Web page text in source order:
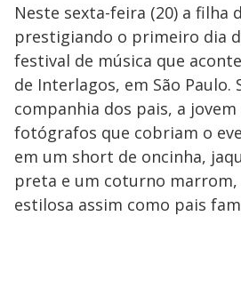
Neste sexta-feira (20) a filha
prestigiando o primeiro dia
festival de música que
de Interlagos, em São Paulo.
companhia dos pais, a
fotógrafos que cobriam o
em um short de oncinha,
preta e um coturno
estilosa assim como pais